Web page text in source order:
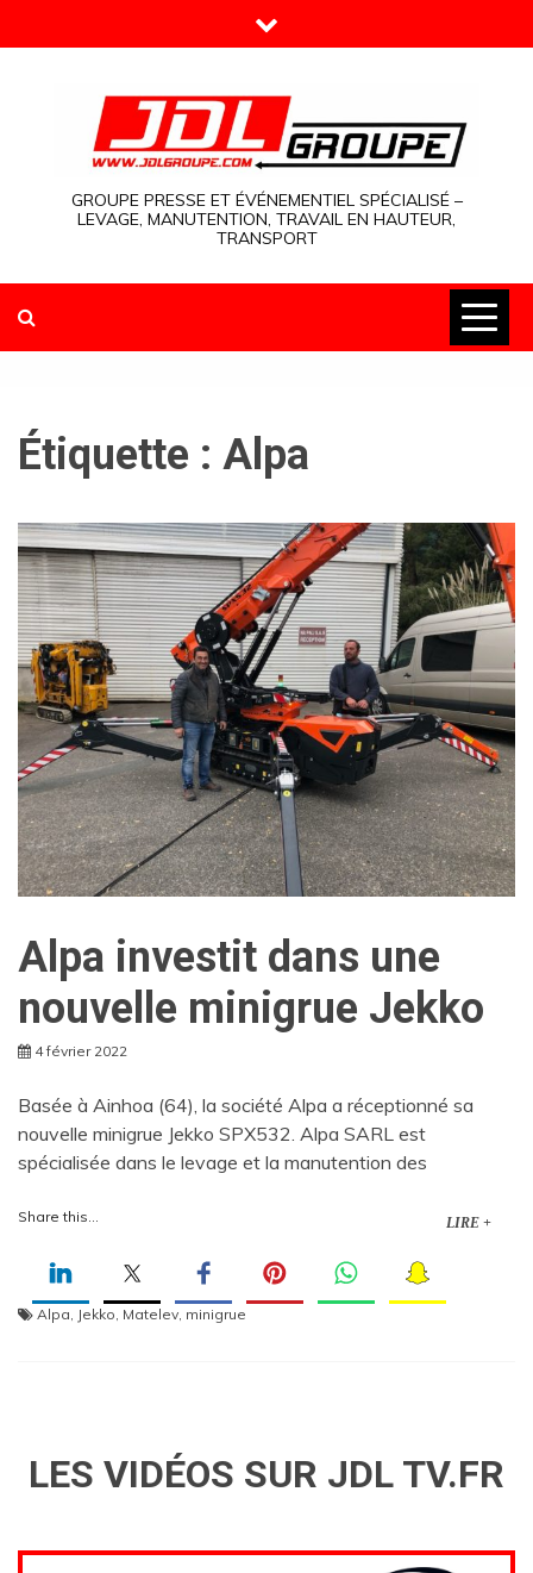
to
GROUPE PRESSE ET ÉVÉNEMENTIEL SPÉCIALISÉ –
LEVAGE, MANUTENTION, TRAVAIL EN HAUTEUR,
TRANSPORT
Étiquette : Alpa
Alpa investit dans une
nouvelle minigrue Jekko
4 février 2022
Basée à Ainhoa (64), la société Alpa a réceptionné sa
nouvelle minigrue Jekko SPX532. Alpa SARL est
spécialisée dans le levage et la manutention des
Share this... LIRE +
Alpa Jekko Matelev minigrue
LES VIDÉOS SUR JDL TV.FR